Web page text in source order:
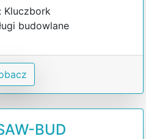
Kluczbork
budowlane
BUD